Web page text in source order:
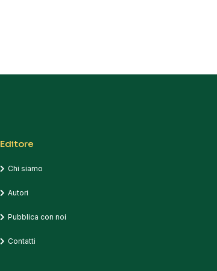
Editore
Chi siamo
Autori
Pubblica con noi
Contatti